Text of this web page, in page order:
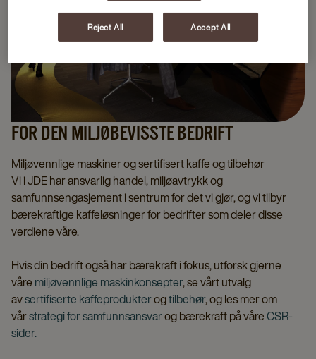
FOR DEN MILJØBEVISSTE BEDRIFT
Miljøvennlige maskiner og sertifisert kaffe og tilbehør
Vi i JDE har ansvarlig handel, miljøavtrykk og
samfunnsengasjement i sentrum for det vi gjør, og vi tilbyr
bærekraftige kaffeløsninger for bedrifter som deler disse
verdiene våre.
Hvis din bedrift også har bærekraft i fokus, utforsk gjerne
våre miljøvennlige maskinkonsepter, se vårt utvalg
avsertifiserte kaffeprodukterogtilbehør, og les mer om
vårstrategi for samfunnsansvarog bærekraft på våreCSR-
sider.
Reject All Accept All